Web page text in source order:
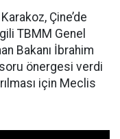
Çine’de
TBMM Genel
Bakanı İbrahim
soru önergesi verdi
için Meclis